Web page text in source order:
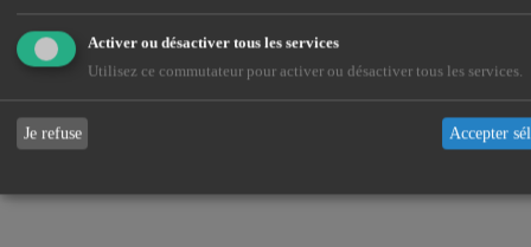
Activer ou désactiver tous les services
Utilisez ce commutateur pour activer ou désactiver tous les services.
Je refuse Accepter